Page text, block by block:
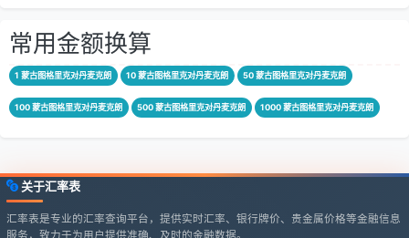
常用金额换算
1 蒙古图格里克对丹麦克朗 10 蒙古图格里克对丹麦克朗 50 蒙古图格里克对丹麦克朗
100 蒙古图格里克对丹麦克朗 500 蒙古图格里克对丹麦克朗 1000 蒙古图格里克对丹麦克朗
关于汇率表
汇率表是专业的汇率查询平台，提供实时汇率、银行牌价、贵金属价格等金融信息